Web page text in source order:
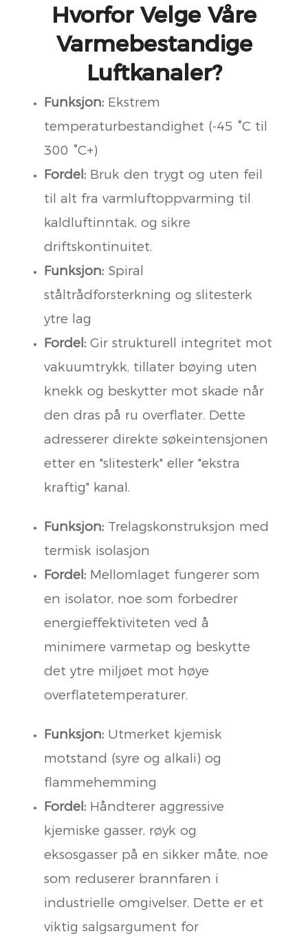
Hvorfor Velge Våre
Varmebestandige
Luftkanaler?
Funksjon:Ekstrem
temperaturbestandighet (-45 °C til
300 °C+)
Fordel:Bruk den trygt og uten feil
til alt fra varmluftoppvarming til
kaldluftinntak, og sikre
driftskontinuitet.
Funksjon:Spiral
ståltrådforsterkning og slitesterk
ytre lag
Fordel:Gir strukturell integritet mot
vakuumtrykk, tillater bøying uten
knekk og beskytter mot skade når
den dras på ru overflater. Dette
adresserer direkte søkeintensjonen
etter en "slitesterk" eller "ekstra
kraftig" kanal.
Funksjon:Trelagskonstruksjon med
termisk isolasjon
Fordel:Mellomlaget fungerer som
en isolator, noe som forbedrer
energieffektiviteten ved å
minimere varmetap og beskytte
det ytre miljøet mot høye
overflatetemperaturer.
Funksjon:Utmerket kjemisk
motstand (syre og alkali) og
flammehemming
Fordel:Håndterer aggressive
kjemiske gasser, røyk og
eksosgasser på en sikker måte, noe
som reduserer brannfaren i
industrielle omgivelser. Dette er et
viktig salgsargument for